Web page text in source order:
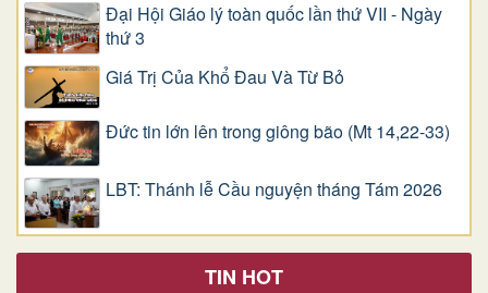
Đại Hội Giáo lý toàn quốc lần thứ VII - Ngày
thứ 3
Giá Trị Của Khổ Ðau Và Từ Bỏ
Đức tin lớn lên trong giông bão (Mt 14,22-33)
LBT: Thánh lễ Cầu nguyện tháng Tám 2026
TIN HOT